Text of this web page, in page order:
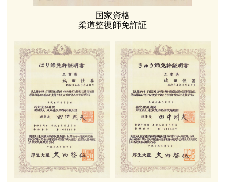
国家資格
柔道整復師免許証